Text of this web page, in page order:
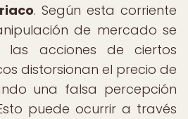
. Según esta corriente
de mercado se
las acciones de ciertos
distorsionan el precio de
una falsa percepción
puede ocurrir a través